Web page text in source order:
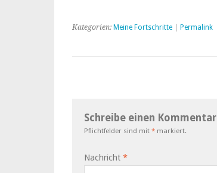
Kategorien: Meine Fortschritte Permalink
Schreibe einen Kommentar
Pflichtfelder sind mit * markiert.
Nachricht *